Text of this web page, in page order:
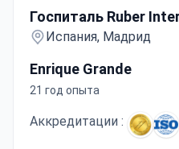
Госпиталь Ruber
Испания, Мадрид
Enrique Grande
21 год опыта
Аккредитации :